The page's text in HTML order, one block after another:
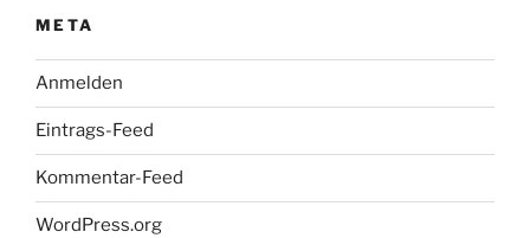
META
Anmelden
Eintrags-Feed
Kommentar-Feed
WordPress.org